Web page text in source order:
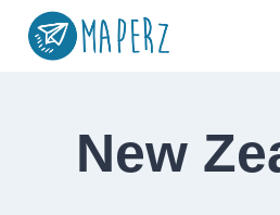
Saltar
New